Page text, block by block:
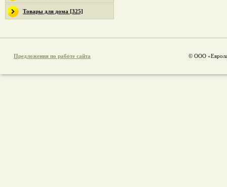
Товары для дома [325]
Предложения по работе сайта © ООО